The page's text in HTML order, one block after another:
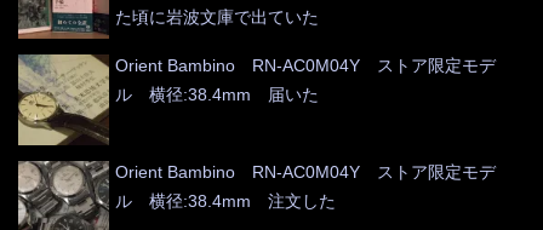
た頃に岩波文庫で出ていた
Orient Bambino RN-AC0M04Y ストア限定モデ
ル 横径:38.4mm 届いた
Orient Bambino RN-AC0M04Y ストア限定モデ
ル 横径:38.4mm 注文した